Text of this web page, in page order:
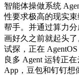
智能体操做系统
性要求极高的现实
帮手。并通过算力
画好久之前就起头了
试探，正在
良多 Agent 运转正
App，豆包和钉钉想